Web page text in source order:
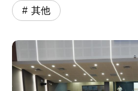
其他